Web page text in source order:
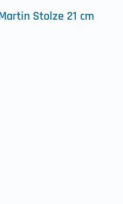
Stolze 21 cm